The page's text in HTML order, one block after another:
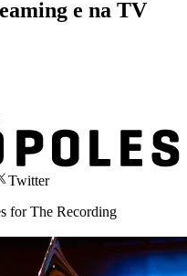
e na TV
Twitter
for The Recording